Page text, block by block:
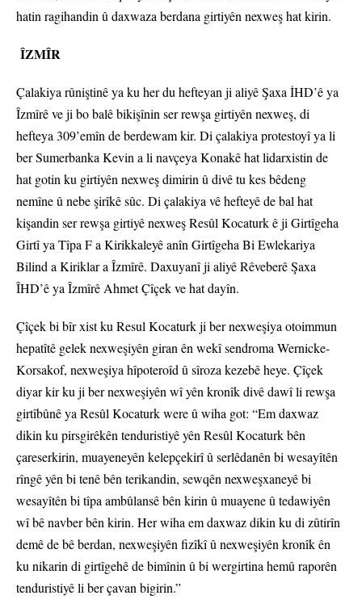
hatin ragihandin û daxwaza berdana girtiyên nexweş hat kirin.
ÎZMÎR
Çalakiya rûniştinê ya ku her du hefteyan ji aliyê Şaxa İHD’ê ya
Îzmîrê ve ji bo balê bikişînin ser rewşa girtiyên nexweş, di
hefteya 309’emîn de berdewam kir. Di çalakiya protestoyî ya li
ber Sumerbanka Kevin a li navçeya Konakê hat lidarxistin de
hat gotin ku girtiyên nexweş dimirin û divê tu kes bêdeng
nemîne û nebe şirîkê sûc. Di çalakiya vê hefteyê de bal hat
kişandin ser rewşa girtiyê nexweş Resûl Kocaturk ê ji Girtîgeha
Girtî ya Tîpa F a Kirikkaleyê anîn Girtîgeha Bi Ewlekariya
Bilind a Kiriklar a Îzmîrê. Daxuyanî ji aliyê Rêveberê Şaxa
ÎHD’ê ya Îzmîrê Ahmet Çîçek ve hat dayîn.
Çîçek bi bîr xist ku Resul Kocaturk ji ber nexweşiya otoimmun
hepatîtê gelek nexweşiyên giran ên wekî sendroma Wernicke-
Korsakof, nexweşiya hîpoteroîd û sîroza kezebê heye. Çîçek
diyar kir ku ji ber nexweşiyên wî yên kronîk divê dawî li rewşa
girtîbûnê ya Resûl Kocaturk were û wiha got: “Em daxwaz
dikin ku pirsgirêkên tenduristiyê yên Resûl Kocaturk bên
çareserkirin, muayeneyên kelepçekirî û serlêdanên bi wesayîtên
rîngê yên bi tenê bên terikandin, sewqên nexweşxaneyê bi
wesayîtên bi tîpa ambûlansê bên kirin û muayene û tedawiyên
wî bê navber bên kirin. Her wiha em daxwaz dikin ku di zûtirîn
demê de bê berdan, nexweşiyên fizîkî û nexweşiyên kronîk ên
ku nikarin di girtîgehê de bimînin û bi wergirtina hemû raporên
tenduristiyê li ber çavan bigirin.”